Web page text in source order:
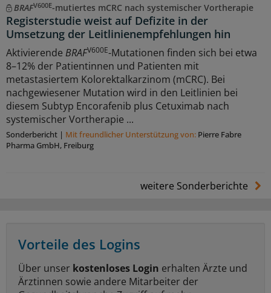
BRAFV600E-mutiertes mCRC nach systemischer Vortherapie
Registerstudie weist auf Defizite in der
Umsetzung der Leitlinienempfehlungen hin
Aktivierende BRAFV600E-Mutationen finden sich bei etwa
8–12% der Patientinnen und Patienten mit
metastasiertem Kolorektalkarzinom (mCRC). Bei
nachgewiesener Mutation wird in den Leitlinien bei
diesem Subtyp Encorafenib plus Cetuximab nach
systemischer Vortherapie ...
Sonderbericht | Mit freundlicher Unterstützung von: Pierre Fabre
Pharma GmbH, Freiburg
weitere Sonderberichte
Vorteile des Logins
Über unser kostenloses Login erhalten Ärzte und
Ärztinnen sowie andere Mitarbeiter der